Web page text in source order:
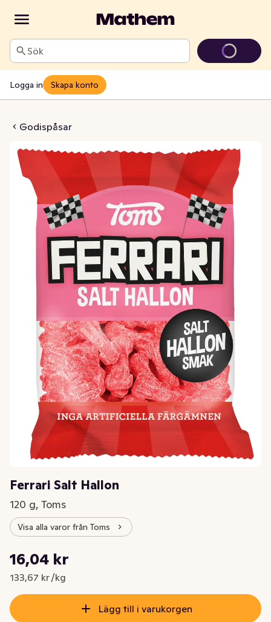
Sök
Logga in Skapa konto
Godispåsar
Salt Hallon
Ferrari Salt Hallon
120 g, Toms
Visa alla varor från Toms
Nuvarande pris är: 16,04 kr
16,04 kr
133,67 kr /kg
Styckpris: 133,67 kr /kg
Lägg till i varukorgen